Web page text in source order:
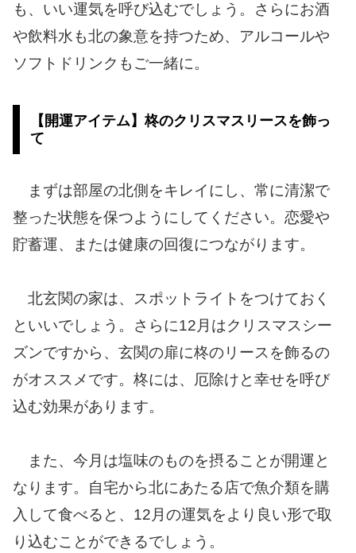
も、いい運気を呼び込むでしょう。さらにお酒
や飲料水も北の象意を持つため、アルコールや
ソフトドリンクもご一緒に。
【開運アイテム】柊のクリスマスリースを飾っ
て
まずは部屋の北側をキレイにし、常に清潔で
整った状態を保つようにしてください。恋愛や
貯蓄運、または健康の回復につながります。
北玄関の家は、スポットライトをつけておく
といいでしょう。さらに12月はクリスマスシー
ズンですから、玄関の扉に柊のリースを飾るの
がオススメです。柊には、厄除けと幸せを呼び
込む効果があります。
また、今月は塩味のものを摂ることが開運と
なります。自宅から北にあたる店で魚介類を購
入して食べると、12月の運気をより良い形で取
り込むことができるでしょう。